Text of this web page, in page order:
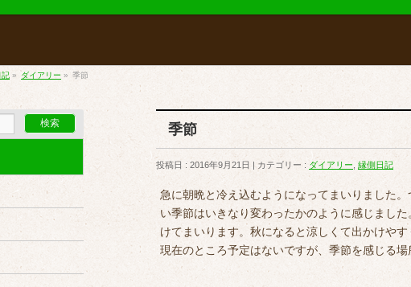
記 » ダイアリー » 季節
季節
投稿日 : 2016年9月21日 カテゴリー : ダイアリー 縁側日記
急に朝晩と冷え込むようになってまいりました
い季節はいきなり変わったかのように感じまし
けてまいります。秋になると涼しくて出かけや
現在のところ予定はないですが、季節を感じる場
堀内